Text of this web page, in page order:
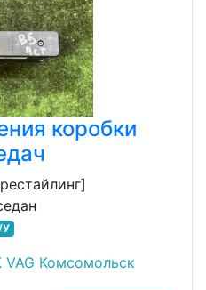
коробки
У
Комсомольск